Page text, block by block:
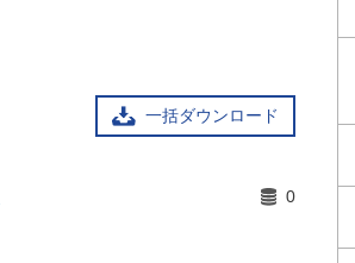
一括ダウンロード
0